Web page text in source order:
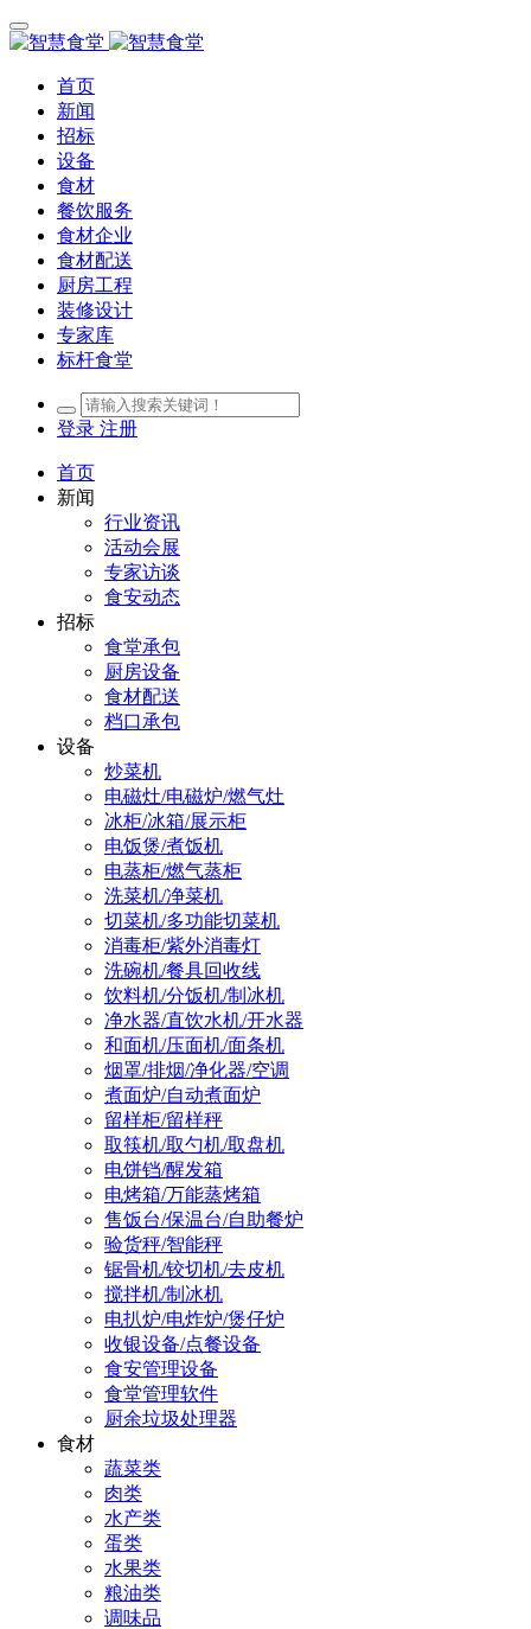
首页
新闻
招标
设备
食材
餐饮服务
食材企业
食材配送
厨房工程
装修设计
专家库
标杆食堂
登录 注册
首页
新闻
行业资讯
活动会展
专家访谈
食安动态
招标
食堂承包
厨房设备
食材配送
档口承包
设备
炒菜机
电磁灶/电磁炉/燃气灶
冰柜/冰箱/展示柜
电饭煲/煮饭机
电蒸柜/燃气蒸柜
洗菜机/净菜机
切菜机/多功能切菜机
消毒柜/紫外消毒灯
洗碗机/餐具回收线
饮料机/分饭机/制冰机
净水器/直饮水机/开水器
和面机/压面机/面条机
烟罩/排烟/净化器/空调
煮面炉/自动煮面炉
留样柜/留样秤
取筷机/取勺机/取盘机
电饼铛/醒发箱
电烤箱/万能蒸烤箱
售饭台/保温台/自助餐炉
验货秤/智能秤
锯骨机/铰切机/去皮机
搅拌机/制冰机
电扒炉/电炸炉/煲仔炉
收银设备/点餐设备
食安管理设备
食堂管理软件
厨余垃圾处理器
食材
蔬菜类
肉类
水产类
蛋类
水果类
粮油类
调味品